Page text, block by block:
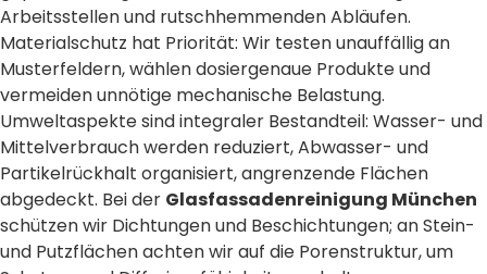
Arbeitsstellen und rutschhemmenden Abläufen.
Materialschutz hat Priorität: Wir testen unauffällig an
Musterfeldern, wählen dosiergenaue Produkte und
vermeiden unnötige mechanische Belastung.
Umweltaspekte sind integraler Bestandteil: Wasser- und
Mittelverbrauch werden reduziert, Abwasser- und
Partikelrückhalt organisiert, angrenzende Flächen
abgedeckt. Bei der Glasfassadenreinigung München
schützen wir Dichtungen und Beschichtungen; an Stein-
und Putzflächen achten wir auf die Porenstruktur, um